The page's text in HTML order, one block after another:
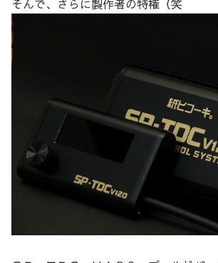
そんで、さらに製作者の特権（笑